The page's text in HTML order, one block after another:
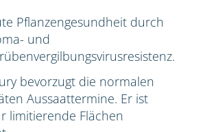
Pflanzengesundheit durch
und
bevorzugt die normalen
Aussaattermine. Er ist
limitierende Flächen